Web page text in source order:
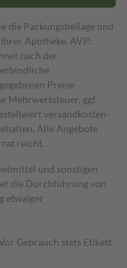
die Packungsbeilage und
Apotheke. AVP:
nach der
Preise
Mehrwertsteuer, ggf.
versand­kosten­
Alle Angebote
reicht.
und sonstigen
die Durchführung von
etwaiger
Gebrauch stets Etikett